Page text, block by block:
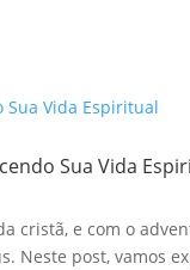
Sua Vida
cristã, e com o
Neste post, vamos